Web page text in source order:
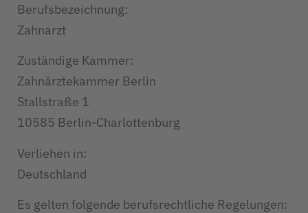
Berufsbezeichnung:
Zahnarzt
Zuständige Kammer:
Zahnärztekammer Berlin
Stallstraße 1
10585 Berlin-Charlottenburg
Verliehen in:
Deutschland
Es gelten folgende berufsrechtliche Regelungen: